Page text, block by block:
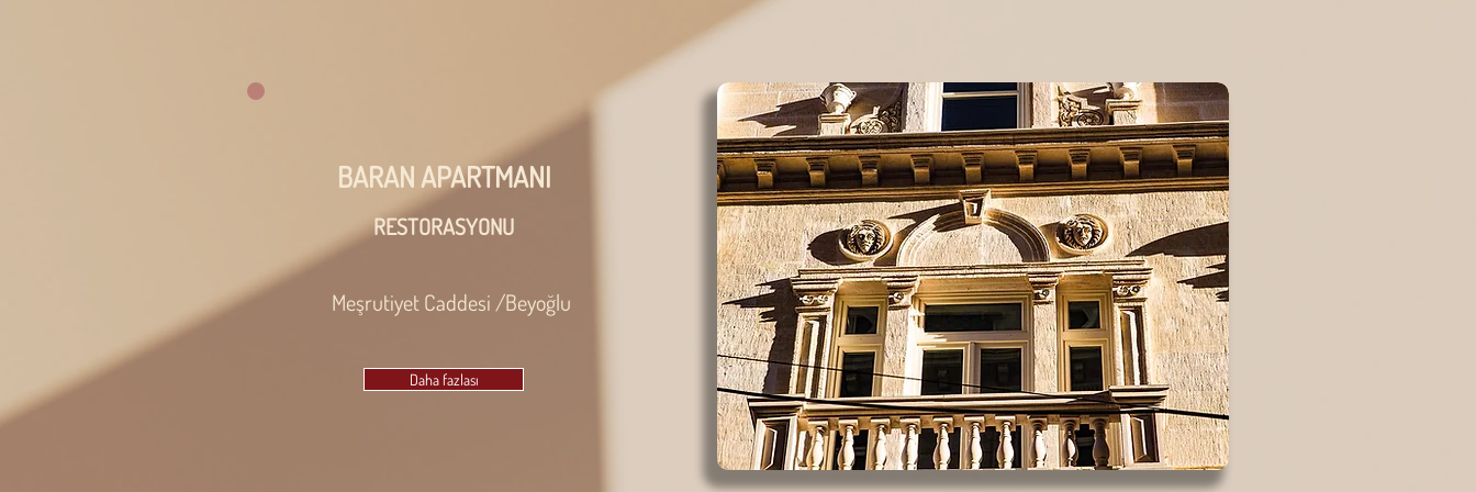
BARAN APARTMANI
RESTORASYONU
Meşrutiyet Caddesi /Beyoğlu
Daha fazlası